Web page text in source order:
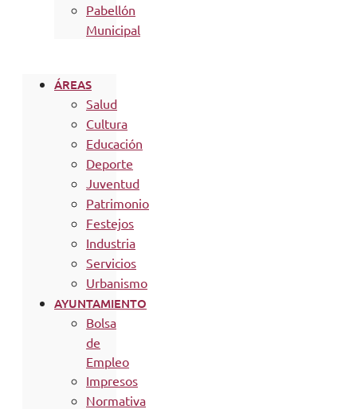
Pabellón
Municipal
ÁREAS
Salud
Cultura
Educación
Deporte
Juventud
Patrimonio
Festejos
Industria
Servicios
Urbanismo
AYUNTAMIENTO
Bolsa
de
Empleo
Impresos
Normativa